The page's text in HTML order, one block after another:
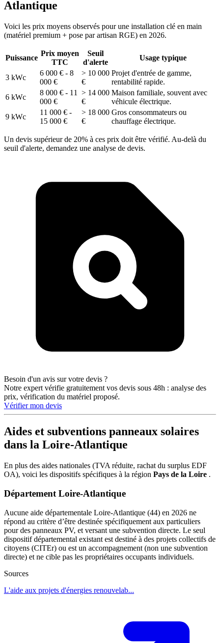
Atlantique
Voici les prix moyens observés pour une installation clé en main
(matériel premium + pose par artisan RGE) en 2026.
Puissance
Prix moyen
TTC
Seuil
d'alerte
Usage typique
3 kWc
6 000 € - 8
000 €
> 10 000
€
Projet d'entrée de gamme,
rentabilité rapide.
6 kWc
8 000 € - 11
000 €
> 14 000
€
Maison familiale, souvent avec
véhicule électrique.
9 kWc
11 000 € -
15 000 €
> 18 000
€
Gros consommateurs ou
chauffage électrique.
Un devis supérieur de 20% à ces prix doit être vérifié. Au-delà du
seuil d'alerte, demandez une analyse de devis.
Besoin d'un avis sur votre devis ?
Notre expert vérifie gratuitement vos devis sous 48h : analyse des
prix, vérification du matériel proposé.
Vérifier mon devis
Aides et subventions panneaux solaires
dans la Loire-Atlantique
En plus des aides nationales (TVA réduite, rachat du surplus EDF
OA), voici les dispositifs spécifiques à la région Pays de la Loire .
Département Loire-Atlantique
Aucune aide départementale Loire-Atlantique (44) en 2026 ne
répond au critère d’être destinée spécifiquement aux particuliers
pour des panneaux PV, et versant une subvention directe. Le seul
dispositif départemental existant est destiné à des projets collectifs de
citoyens (CITEr) ou est un accompagnement (non une subvention
directe) et ne cible pas les propriétaires occupants individuels.
Sources
L'aide aux projets d'énergies renouvelab...